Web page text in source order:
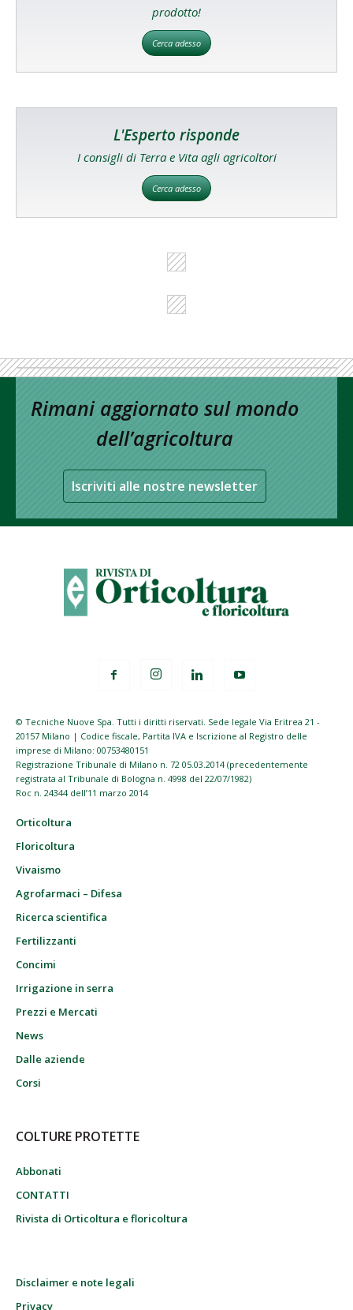
prodotto!
Cerca adesso
L'Esperto risponde
I consigli di Terra e Vita agli agricoltori
Cerca adesso
Rimani aggiornato sul mondo
dell’agricoltura
Iscriviti alle nostre newsletter
© Tecniche Nuove Spa. Tutti i diritti riservati. Sede legale Via Eritrea 21 -
20157 Milano | Codice fiscale, Partita IVA e Iscrizione al Registro delle
imprese di Milano: 00753480151
Registrazione Tribunale di Milano n. 72 05.03.2014 (precedentemente
registrata al Tribunale di Bologna n. 4998 del 22/07/1982)
Roc n. 24344 dell’11 marzo 2014
Orticoltura
Floricoltura
Vivaismo
Agrofarmaci – Difesa
Ricerca scientifica
Fertilizzanti
Concimi
Irrigazione in serra
Prezzi e Mercati
News
Dalle aziende
Corsi
COLTURE PROTETTE
Abbonati
CONTATTI
Rivista di Orticoltura e floricoltura
Disclaimer e note legali
Privacy